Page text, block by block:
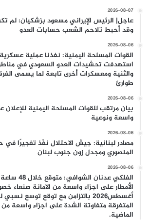
2026-08-07
عاجل| الرئيس الإيراني مسعود بزشكيان: لم
وقد أحبط تلاحم الشعب حسابات العدو
2026-08-06
القوات المسلحة اليمنية: نفذنا عملية
استهدفت تحشيدات العدو السعودي في مناطق
والثنية ومعسكرات أخرى تابعة لما يسمى
طوارئ
2026-08-06
بيان مرتقب للقوات المسلحة اليمنية
واسعة ونوعية
2026-08-06
مصادر لبنانية: جيش الاحتلال نفّذ تفجيرًا
المنصوري ومجدل زون جنوب لبنان
2026-08-06
الفلكي
أغسطس2026 بالتزامن مع توقع توسع
المتفرقة متفاوتة الشدة على اجزاء واسعة من
الماضية.